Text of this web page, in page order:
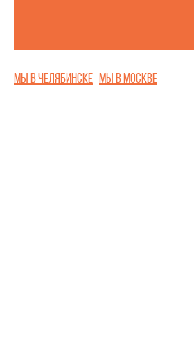
Мы в Челябинске Мы в Москве